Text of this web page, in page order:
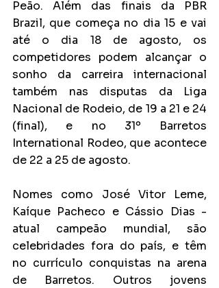
Peão. Além das finais da PBR
Brazil, que começa no dia 15 e vai
até o dia 18 de agosto, os
competidores podem alcançar o
sonho da carreira internacional
também nas disputas da Liga
Nacional de Rodeio, de 19 a 21 e 24
(final), e no 31º Barretos
International Rodeo, que acontece
de 22 a 25 de agosto.
Nomes como José Vitor Leme,
Kaíque Pacheco e Cássio Dias -
atual campeão mundial, são
celebridades fora do país, e têm
no currículo conquistas na arena
de Barretos. Outros jovens